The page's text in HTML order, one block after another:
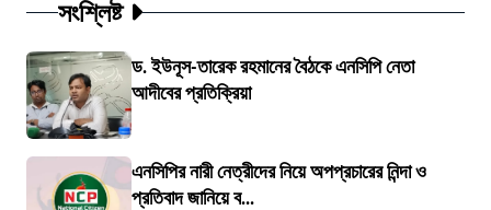
সংশ্লিষ্ট
ড. ইউনূস-তারেক রহমানের বৈঠকে এনসিপি নেতা
আদীবের প্রতিক্রিয়া
এনসিপির নারী নেত্রীদের নিয়ে অপপ্রচারের নিন্দা ও
প্রতিবাদ জানিয়ে ব...